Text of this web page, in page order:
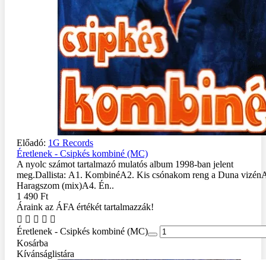
Előadó: 1G Records
Éretlenek - Csipkés kombiné (MC)
A nyolc számot tartalmazó mulatós album 1998-ban jelent
meg.Dallista: A1. KombinéA2. Kis csónakom reng a Duna
Haragszom (mix)A4. Én..
1 490 Ft
Áraink az ÁFA értékét tartalmazzák!
Éretlenek - Csipkés kombiné (MC)
Kosárba
Kívánságlistára